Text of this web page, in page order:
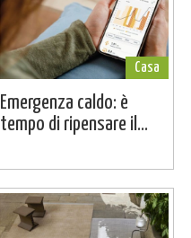
Casa
Emergenza caldo: è
tempo di ripensare il...